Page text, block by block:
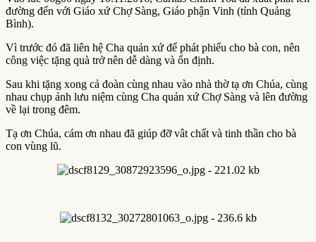
đường đến với Giáo xứ Chợ Sàng, Giáo phận Vinh (tỉnh Quảng
Bình).
Vì trước đó đã liên hệ Cha quản xứ để phát phiếu cho bà con, nên
công việc tặng quà trở nên dễ dàng và ổn định.
Sau khi tặng xong cả đoàn cùng nhau vào nhà thờ tạ ơn Chúa, cùng
nhau chụp ảnh lưu niệm cùng Cha quản xứ Chợ Sàng và lên đường
về lại trong đêm.
Tạ ơn Chúa, cám ơn nhau đã giúp đỡ vât chất và tinh thần cho bà
con vùng lũ.